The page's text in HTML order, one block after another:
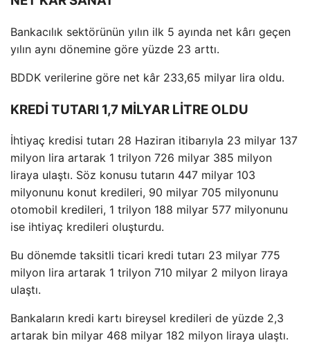
Bankacılık sektörünün yılın ilk 5 ayında net kârı geçen
yılın aynı dönemine göre yüzde 23 arttı.
BDDK verilerine göre net kâr 233,65 milyar lira oldu.
KREDİ TUTARI 1,7 MİLYAR LİTRE OLDU
İhtiyaç kredisi tutarı 28 Haziran itibarıyla 23 milyar 137
milyon lira artarak 1 trilyon 726 milyar 385 milyon
liraya ulaştı. Söz konusu tutarın 447 milyar 103
milyonunu konut kredileri, 90 milyar 705 milyonunu
otomobil kredileri, 1 trilyon 188 milyar 577 milyonunu
ise ihtiyaç kredileri oluşturdu.
Bu dönemde taksitli ticari kredi tutarı 23 milyar 775
milyon lira artarak 1 trilyon 710 milyar 2 milyon liraya
ulaştı.
Bankaların kredi kartı bireysel kredileri de yüzde 2,3
artarak bin milyar 468 milyar 182 milyon liraya ulaştı.